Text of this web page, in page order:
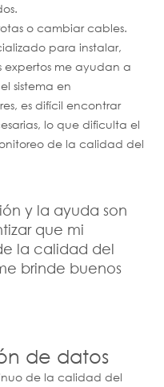
o cambiar cables.
para instalar,
expertos me ayudan a
sistema en
es difícil encontrar
lo que dificulta el
de la calidad del
y la ayuda son
que mi
la calidad del
brinde buenos
de datos
de la calidad del